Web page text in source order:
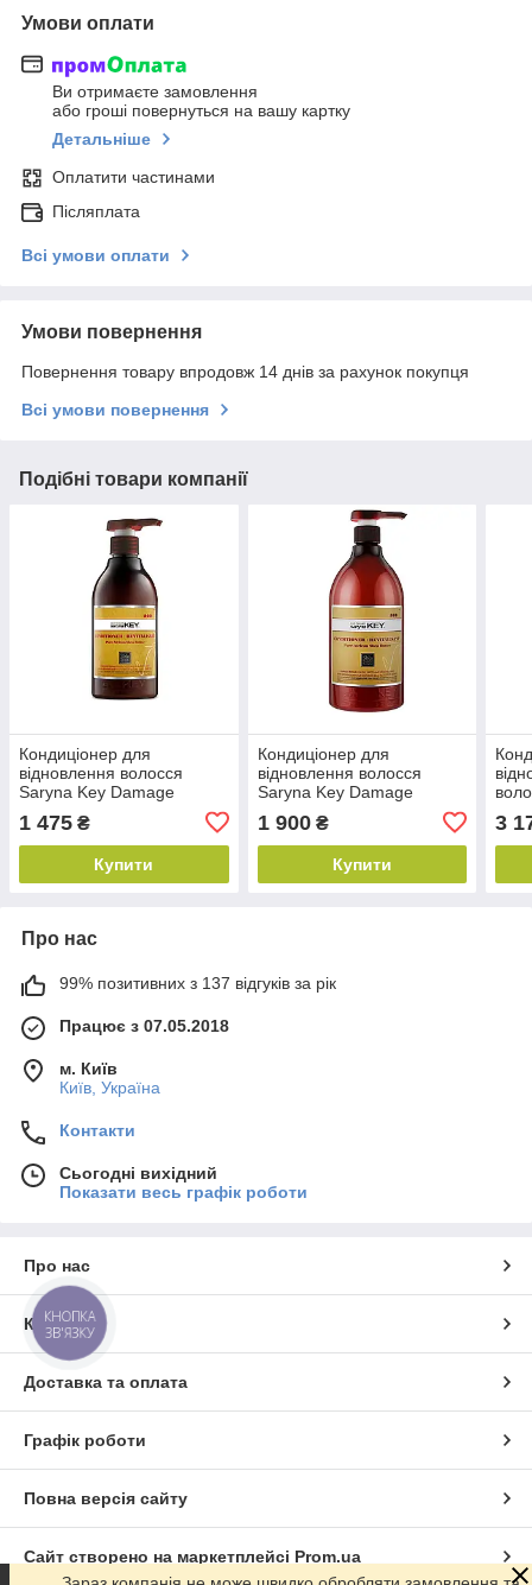
Умови оплати
Ви отримаєте замовлення
або гроші повернуться на вашу картку
Детальніше
Оплатити частинами
Післяплата
Всі умови оплати
Умови повернення
Повернення товару впродовж 14 днів за рахунок покупця
Всі умови повернення
Подібні товари компанії
Кондиціонер для
відновлення волосся
Saryna Key Damage
Repair, 300 мл (sk28185)
1 475 ₴
Купити
Кондиціонер для
відновлення волосся
Saryna Key Damage
Repair, 500 мл (sk28499)
1 900₴
Купити
3
Про нас
99% позитивних з 137 відгуків за рік
Працює з 07.05.2018
м. Київ
Київ, Україна
Контакти
Сьогодні вихідний
Показати весь графік роботи
Про нас
Контакти
Доставка та оплата
Графік роботи
Повна версія сайту
Сайт створено на маркетплейсі Prom.ua
КНОПКА
ЗВ'ЯЗКУ